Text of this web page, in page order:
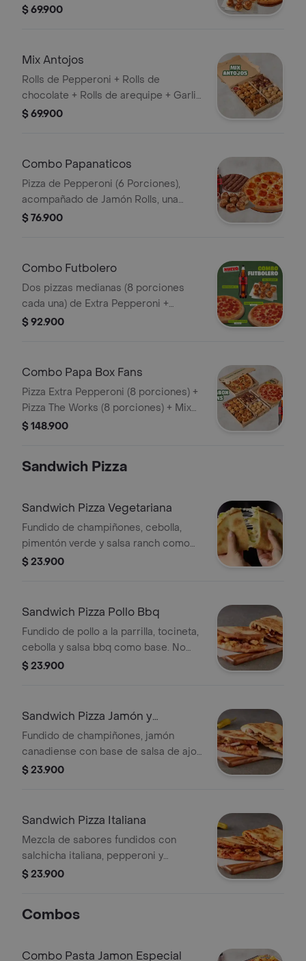
arequipe rolls y 2 Coca Cola (400ML).
$ 69.900
Mix Antojos
Rolls de Pepperoni + Rolls de
chocolate + Rolls de arequipe + Garlic
knots (8 de cada uno).
$ 69.900
Combo Papanaticos
Pizza de Pepperoni (6 Porciones),
acompañado de Jamón Rolls, una
pizza de chocolate, y 2 Coca Cola
Pepperoncini.
$ 76.900
Combo Futbolero
Dos pizzas medianas (8 porciones
cada una) de Extra Pepperoni +
Arequipe Rolls + Gaseosa 1,5L. Incluye
$ 92.900
Combo Papa Box Fans
Pizza Extra Pepperoni (8 porciones) +
Pizza The Works (8 porciones) + Mix
Antojos y acompañado de 2 Coca
Pepperoncini.
$ 148.900
Sandwich Pizza
Sandwich Pizza Vegetariana
Fundido de champiñones, cebolla,
pimentón verde y salsa ranch como
base. No incluye salsa de ajo, llevala
$ 23.900
Sandwich Pizza Pollo Bbq
Fundido de pollo a la parrilla, tocineta,
cebolla y salsa bbq como base. No
incluye salsa de ajo, llevala por $2.900
$ 23.900
Sandwich Pizza Jamón y
Champiñón
Fundido de champiñones, jamón
canadiense con base de salsa de ajo
de 3 espirales que le dan un toque
$ 23.900
Sandwich Pizza Italiana
Mezcla de sabores fundidos con
salchicha italiana, pepperoni y
sazonador italiano. No incluye salsa
$ 23.900
Combos
Combo Pasta Jamon Especial